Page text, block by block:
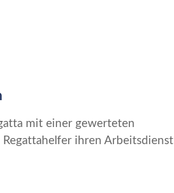
mit einer gewerteten
ihren Arbeitsdienst